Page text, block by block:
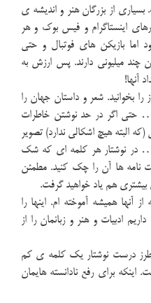
از بزرگان هنر و اندیشه ی
اینستاگرام و فیس بوک و هر
اما بازیکن های فوتبال و حتی
چند میلیونی دارند. پس ارزش به
آنها!
را بخوانید. شعر و داستان جهان را
حتی اگر در حد نوشتن خاطرات
البته هیچ اشکالی ندارد) تصویر
در نوشتار هر کلمه ای که شک
نامه ها آن را چک کنید. مطمئن
هم یاد خواهید گرفت.
آنها همیشه آموخته ام. اینها را
ادبیات و هنر و زبانمان را از
درست نوشتار یک کلمه ی کم
اینکه برای رفع نادانسته هایمان